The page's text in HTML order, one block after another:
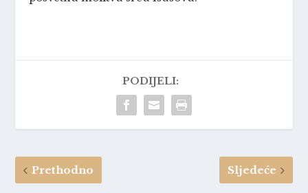
PODIJELI:
Prethodno Sljedeće